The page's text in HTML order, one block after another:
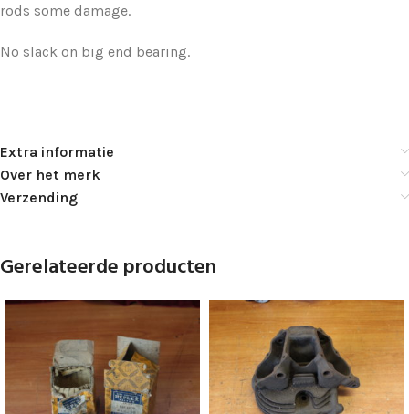
rods some damage.
No slack on big end bearing.
Extra informatie
Over het merk
Verzending
Gerelateerde producten